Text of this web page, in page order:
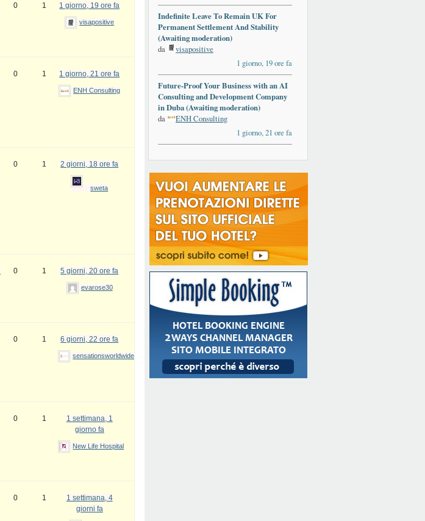
0 1 1 giorno, 19 ore fa
visapositive
0 1 1 giorno, 21 ore fa
ENH Consulting
0 1 2 giorni, 18 ore fa
sweta
0 1 5 giorni, 20 ore fa
evarose30
0 1 6 giorni, 22 ore fa
sensationsworldwide
0 1
1 settimana, 1
giorno fa
New Life Hospital
0 1
1 settimana, 4
giorni fa
Indefinite Leave To Remain UK For
Permanent Settlement And Stability
(Awaiting moderation)
da
visapositive
1 giorno, 19 ore fa
Future-Proof Your Business with an AI
Consulting and Development Company
in Duba (Awaiting moderation)
da
ENH Consulting
1 giorno, 21 ore fa